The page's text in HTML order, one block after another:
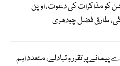
کو مذاکرات کی دعوت، اوپن
طارق فضل چودھری
پر تقرر و تبادلے، متعدد اہم